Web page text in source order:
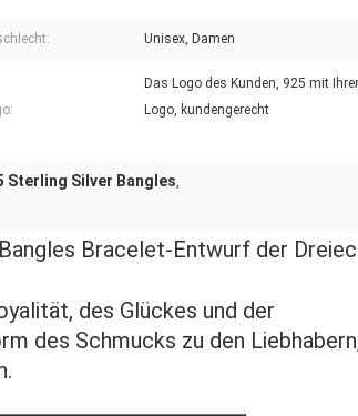
Unisex, Damen
Das Logo des Kunden, 925 mit
Logo, kundengerecht
Sterling Silver Bangles,
Bracelet-Entwurf der
des Glückes und der
des Schmucks zu den